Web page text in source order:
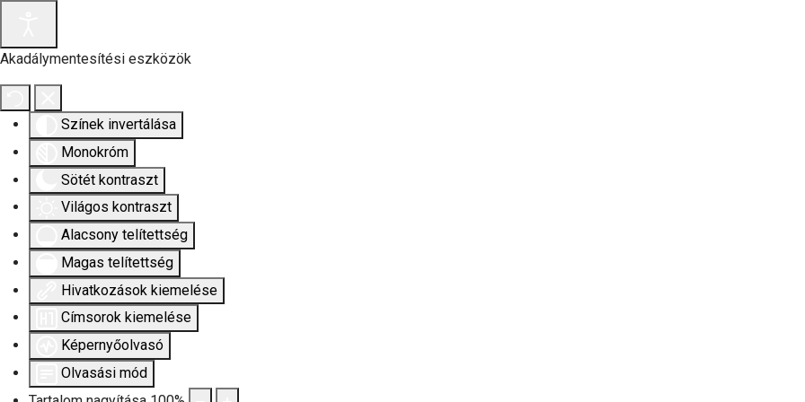
Akadálymentesítési eszközök
Színek invertálása
Monokróm
Sötét kontraszt
Világos kontraszt
Alacsony telítettség
Magas telítettség
Hivatkozások kiemelése
Címsorok kiemelése
Képernyőolvasó
Olvasási mód